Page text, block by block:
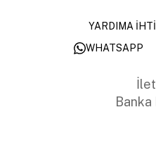
YARDIMA
WHATSAPP